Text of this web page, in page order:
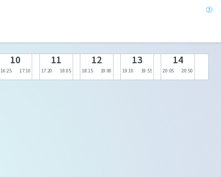
10
16:25 17:10
11
17:20 18:05
12
18:15 19:00
13
19:10 19:55
14
20:05 20:50